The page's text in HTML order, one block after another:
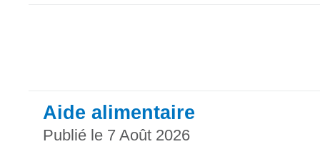
Aide alimentaire
Publié le 7 Août 2026